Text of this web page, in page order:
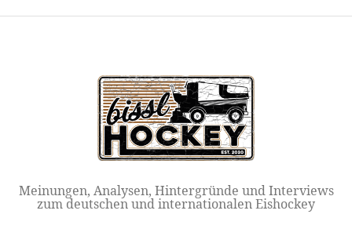
Meinungen, Analysen, Hintergründe und Interviews
zum deutschen und internationalen Eishockey